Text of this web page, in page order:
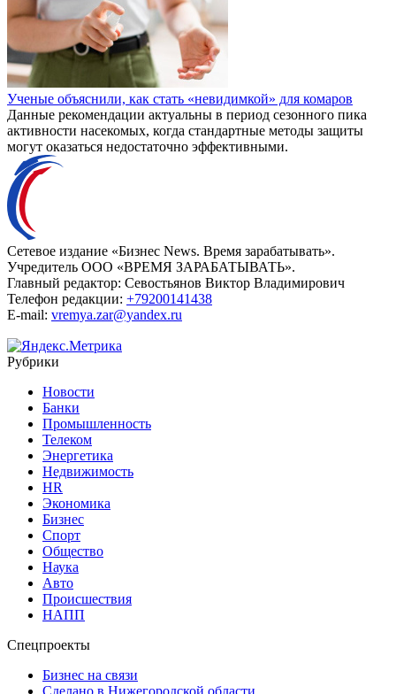
Ученые объяснили, как стать «невидимкой» для комаров
Данные рекомендации актуальны в период сезонного пика
активности насекомых, когда стандартные методы защиты
могут оказаться недостаточно эффективными.
Сетевое издание «Бизнес News. Время зарабатывать».
Учредитель ООО «ВРЕМЯ ЗАРАБАТЫВАТЬ».
Главный редактор: Севостьянов Виктор Владимирович
Телефон редакции: +79200141438
E-mail: vremya.zar@yandex.ru
Рубрики
Новости
Банки
Промышленность
Телеком
Энергетика
Недвижимость
HR
Экономика
Бизнес
Спорт
Общество
Наука
Авто
Происшествия
НАПП
Спецпроекты
Бизнес на связи
Сделано в Нижегородской области